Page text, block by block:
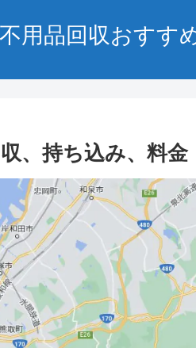
用品回収おすす
、持ち込み、料金